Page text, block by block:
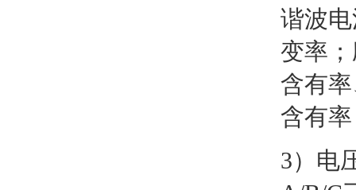
谐波
变率
含有
含有
3）电